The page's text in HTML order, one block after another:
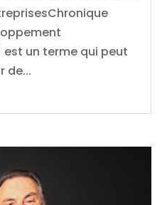
un terme qui peut
de...